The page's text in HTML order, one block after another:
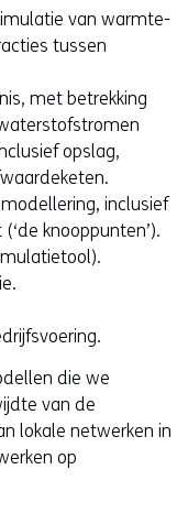
van warmte-
tussen
met betrekking
opslag,
inclusief
knooppunten’).
die we
van de
lokale netwerken in
op